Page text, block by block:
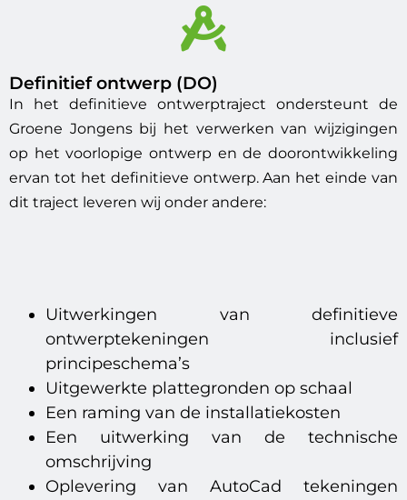
Definitief ontwerp (DO)
In het definitieve ontwerptraject ondersteunt de
Groene Jongens bij het verwerken van wijzigingen
op het voorlopige ontwerp en de doorontwikkeling
ervan tot het definitieve ontwerp. Aan het einde van
dit traject leveren wij onder andere:
Uitwerkingen van definitieve
ontwerptekeningen inclusief
principeschema’s
Uitgewerkte plattegronden op schaal
Een raming van de installatiekosten
Een uitwerking van de technische
omschrijving
Oplevering van AutoCad tekeningen